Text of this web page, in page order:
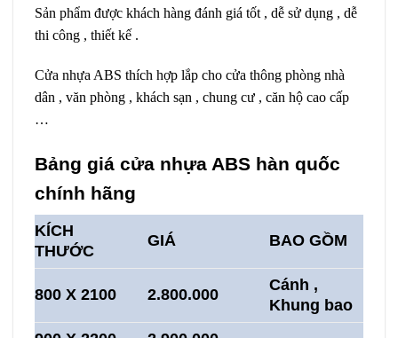
Sản phẩm được khách hàng đánh giá tốt , dễ sử dụng , dễ
thi công , thiết kế .
Cửa nhựa ABS thích hợp lắp cho cửa thông phòng nhà
dân , văn phòng , khách sạn , chung cư , căn hộ cao cấp
…
Bảng giá cửa nhựa ABS hàn quốc
chính hãng
KÍCH
THƯỚC
GIÁ BAO GỒM
800 X 2100 2.800.000
Cánh ,
Khung bao